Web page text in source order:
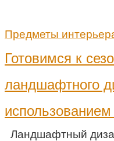
Предметы
Готовимся к
ландшафтного
использованием
Ландшафтный